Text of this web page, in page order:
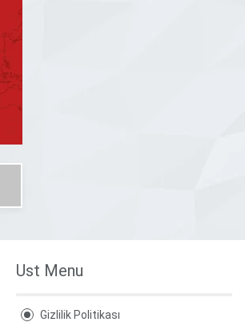
Ust Menu
Gizlilik Politikası